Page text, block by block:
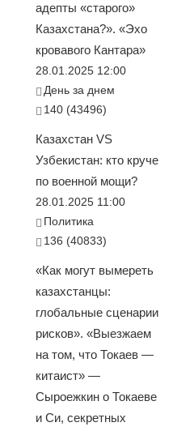
адепты «старого»
Казахстана?». «Эхо
кровавого Кантара»
28.01.2025 12:00
День за днем
140 (43496)
Казахстан VS
Узбекистан: кто круче
по военной мощи?
28.01.2025 11:00
Политика
136 (40833)
«Как могут вымереть
казахстанцы:
глобальные сценарии
рисков». «Выезжаем
на том, что Токаев —
китаист» —
Сыроежкин о Токаеве
и Си, секретных